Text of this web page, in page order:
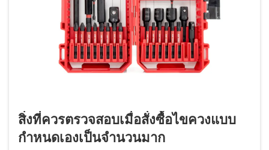
สิ่งที่ควรตรวจสอบเมื่อสั่งซื้อไขควงแบบ
กำหนดเองเป็นจำนวนมาก